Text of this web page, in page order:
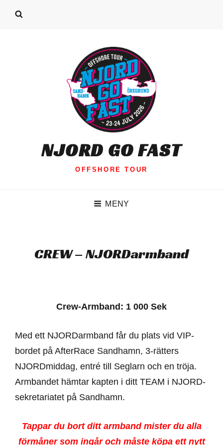
NJORD GO FAST
OFFSHORE TOUR
MENY
CREW – NJORDarmband
Crew-Armband: 1 000 Sek
Med ett NJORDarmband får du plats vid VIP-
bordet på AfterRace Sandhamn, 3-rätters
NJORDmiddag, entré till Seglarn och en tröja.
Armbandet hämtar kapten i ditt TEAM i NJORD-
sekretariatet på Sandhamn.
Tappar du bort ditt armband mister du alla
förmåner som ingår och måste köpa ett nytt